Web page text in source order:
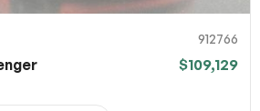
912766
$109,129